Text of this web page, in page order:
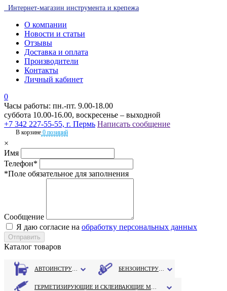
Интернет-магазин инструмента и крепежа
О компании
Новости и статьи
Отзывы
Доставка и оплата
Производители
Контакты
Личный кабинет
0
Часы работы: пн.-пт. 9.00-18.00
суббота 10.00-16.00, воскресенье – выходной
+7 342 227-55-55, г. Пермь Написать сообщение
В корзине 0 позиций
×
Имя
Телефон*
*Поле обязательное для заполнения
Сообщение
Я даю согласие на обработку персональных данных
Каталог товаров